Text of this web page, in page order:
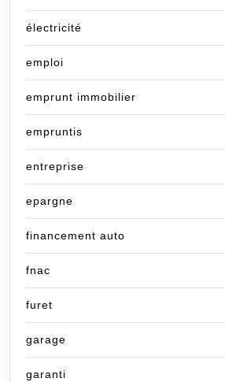
électricité
emploi
emprunt immobilier
empruntis
entreprise
epargne
financement auto
fnac
furet
garage
garanti